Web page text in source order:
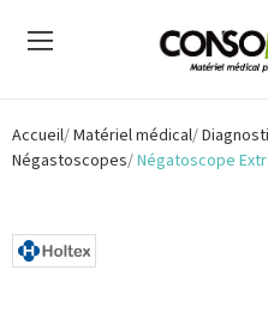
Accueil Matériel médical
Négastoscopes Négatoscope